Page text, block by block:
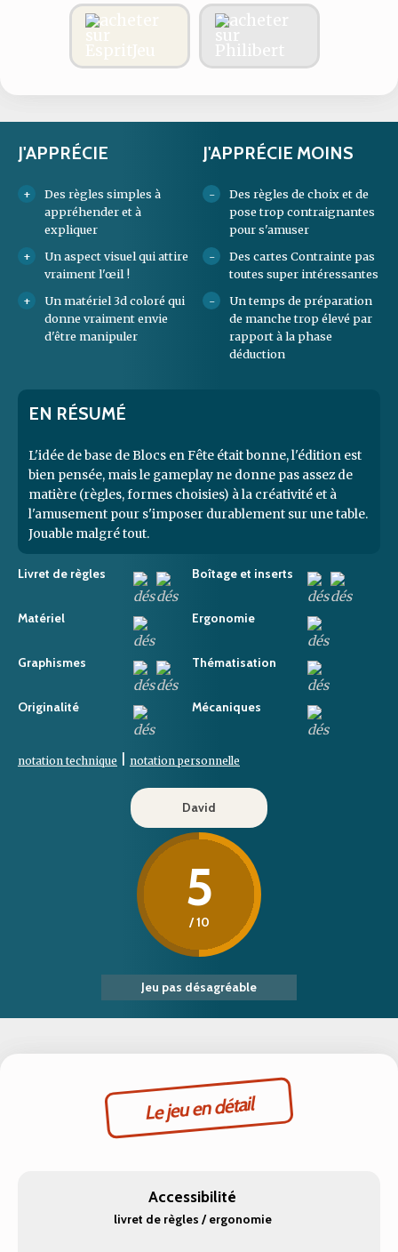
J'APPRÉCIE
Des règles simples à
appréhender et à
expliquer
Un aspect visuel qui attire
vraiment l'œil !
Un matériel 3d coloré qui
donne vraiment envie
d'être manipuler
J'APPRÉCIE MOINS
Des règles de choix et de
pose trop contraignantes
pour s'amuser
Des cartes Contrainte pas
toutes super intéressantes
Un temps de préparation
de manche trop élevé par
rapport à la phase
déduction
EN RÉSUMÉ
L'idée de base de Blocs en Fête était bonne, l'édition est
bien pensée, mais le gameplay ne donne pas assez de
matière (règles, formes choisies) à la créativité et à
l'amusement pour s'imposer durablement sur une table.
Jouable malgré tout.
Livret de règles Boîtage et inserts
Matériel Ergonomie
Graphismes Thématisation
Originalité Mécaniques
notation technique notation personnelle
David
5
/ 10
Jeu pas désagréable
Le jeu en détail
Accessibilité
livret de règles / ergonomie